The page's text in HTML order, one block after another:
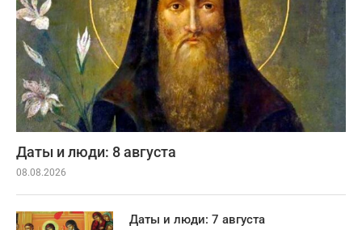
Даты и люди: 8 августа
08.08.2026
Даты и люди: 7 августа